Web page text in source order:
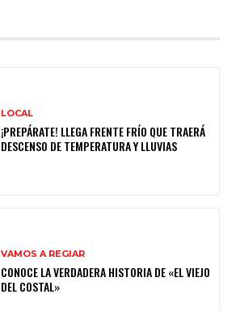
LOCAL
¡PREPÁRATE! LLEGA FRENTE FRÍO QUE TRAERÁ
DESCENSO DE TEMPERATURA Y LLUVIAS
VAMOS A REGIAR
CONOCE LA VERDADERA HISTORIA DE «EL VIEJO
DEL COSTAL»